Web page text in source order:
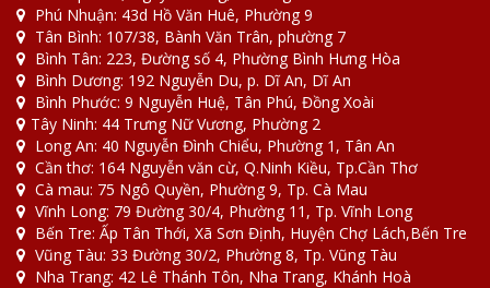
Phú Nhuận: 43d Hồ Văn Huê, Phường 9
Tân Bình: 107/38, Bành Văn Trân, phường 7
Bình Tân: 223, Đường số 4, Phường Bình Hưng Hòa
Bình Dương: 192 Nguyễn Du, p. Dĩ An, Dĩ An
Bình Phước: 9 Nguyễn Huệ, Tân Phú, Đồng Xoài
Tây Ninh: 44 Trưng Nữ Vương, Phường 2
Long An: 40 Nguyễn Đình Chiểu, Phường 1, Tân An
Cần thơ: 164 Nguyễn văn cừ, Q.Ninh Kiều, Tp.Cần Thơ
Cà mau: 75 Ngô Quyền, Phường 9, Tp. Cà Mau
Vĩnh Long: 79 Đường 30/4, Phường 11, Tp. Vĩnh Long
Bến Tre: Ấp Tân Thới, Xã Sơn Định, Huyện Chợ Lách,Bến Tre
Vũng Tàu: 33 Đường 30/2, Phường 8, Tp. Vũng Tàu
Nha Trang: 42 Lê Thánh Tôn, Nha Trang, Khánh Hoà